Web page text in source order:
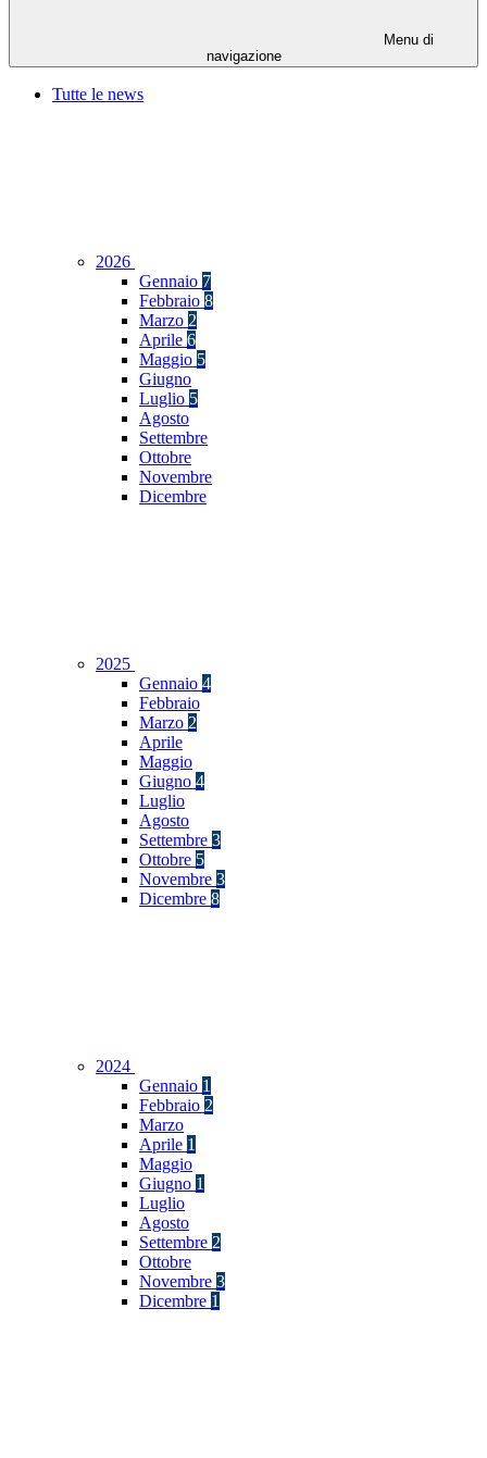
Menu di
navigazione
Tutte le news
2026
Gennaio 7
Febbraio 8
Marzo 2
Aprile 6
Maggio 5
Giugno
Luglio 5
Agosto
Settembre
Ottobre
Novembre
Dicembre
2025
Gennaio 4
Febbraio
Marzo 2
Aprile
Maggio
Giugno 4
Luglio
Agosto
Settembre 3
Ottobre 5
Novembre 3
Dicembre 8
2024
Gennaio 1
Febbraio 2
Marzo
Aprile 1
Maggio
Giugno 1
Luglio
Agosto
Settembre 2
Ottobre
Novembre 3
Dicembre 1